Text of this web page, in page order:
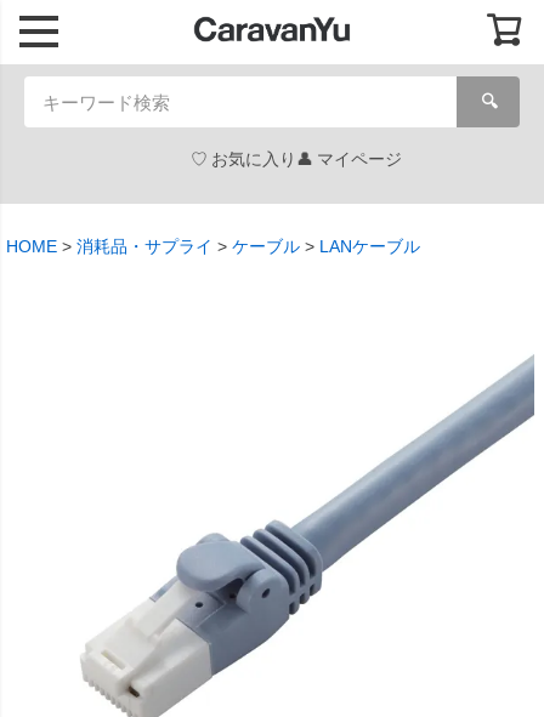
🔍
お気に入り マイページ
HOME 消耗品・サプライ ケーブル LANケーブル